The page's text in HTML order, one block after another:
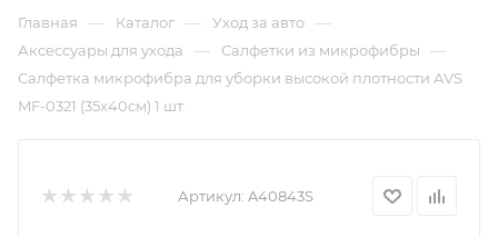
Главная — Каталог — Уход за авто —
Аксессуары для ухода — Салфетки из микрофибры —
Салфетка микрофибра для уборки высокой плотности AVS
MF-0321 (35х40см) 1 шт.
Артикул: A40843S